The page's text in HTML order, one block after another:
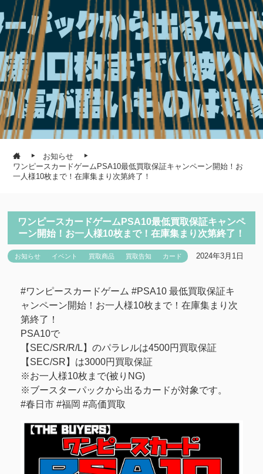
お知らせ
ワンピースカードゲームPSA10最低買取保証キャンペーン開始！お
一人様10枚まで！在庫集まり次第終了！
ワンピースカードゲームPSA10最低買取保証キャンペ
ーン開始！お一人様10枚まで！在庫集まり次第終了！
お知らせ イベント 買取商品 買取告知 カード 2024年3月1日
#ワンピースカードゲーム #PSA10 最低買取保証キ
ャンペーン開始！お一人様10枚まで！在庫集まり次
第終了！
PSA10で
【SEC/SR/R/L】のパラレルは4500円買取保証
【SEC/SR】は3000円買取保証
※お一人様10枚まで(被りNG)
※ブースターパックから出るカードが対象です。
#春日市 #福岡 #高価買取